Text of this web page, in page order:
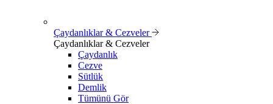
Çaydanlıklar & Cezveler
Çaydanlıklar & Cezveler
Çaydanlık
Cezve
Sütlük
Demlik
Tümünü Gör